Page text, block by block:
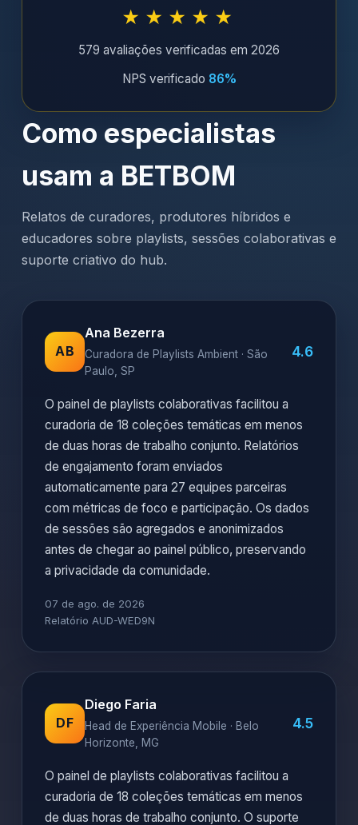
★★★★★
579 avaliações verificadas em 2026
NPS verificado 86%
Como especialistas
usam a BETBOM
Relatos de curadores, produtores híbridos e
educadores sobre playlists, sessões colaborativas e
suporte criativo do hub.
AB
Ana Bezerra
Curadora de Playlists Ambient · São
Paulo, SP
4.6
O painel de playlists colaborativas facilitou a
curadoria de 18 coleções temáticas em menos
de duas horas de trabalho conjunto. Relatórios
de engajamento foram enviados
automaticamente para 27 equipes parceiras
com métricas de foco e participação. Os dados
de sessões são agregados e anonimizados
antes de chegar ao painel público, preservando
a privacidade da comunidade.
07 de ago. de 2026
Relatório AUD-WED9N
DF
Diego Faria
Head de Experiência Mobile · Belo
Horizonte, MG
4.5
O painel de playlists colaborativas facilitou a
curadoria de 18 coleções temáticas em menos
de duas horas de trabalho conjunto. O suporte